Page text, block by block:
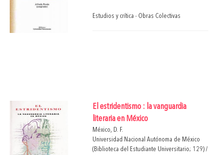
Estudios y crítica - Obras Colectivas
El estridentismo : la vanguardia
literaria en México
México, D. F.
Universidad Nacional Autónoma de México
(Biblioteca del Estudiante Universitario; 129) /